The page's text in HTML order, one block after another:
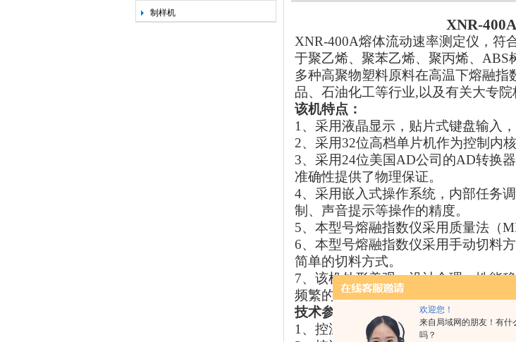
欢迎您！
来自局域网的朋友！有什
吗？
制样机
XNR-400A
XNR-400A熔体流动速率测定仪，符
于聚乙烯、聚苯乙烯、聚丙烯、
多种高聚物塑料原料在高温下熔融指
品、石油化工等行业,以及有关大专院
该机特点：
1 、采用液晶显示，贴片式键盘输入
2、采用32位高档单片机作为控制内
3、采用24位美国AD公司的AD转换
准确性提供了物理保证。
4、采用嵌入式操作系统，内部任务
制、声音提示等操作的精度。
5、本型号熔融指数仪采用质量法（
6、本型号熔融指数仪采用手动切料
简单的切料方式。
7、该机外形美观，设计合理，性能
频繁的检测单位、实验室使用。
技术参数：
1 、控温范围：室温-400℃